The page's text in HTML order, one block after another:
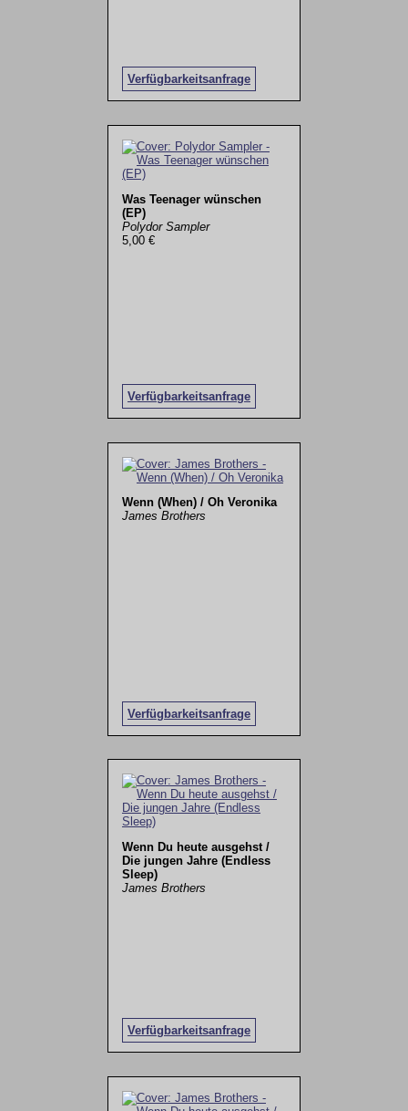
Verfügbarkeitsanfrage
Was Teenager wünschen
(EP)
Polydor Sampler
5,00 €
Verfügbarkeitsanfrage
Wenn (When) / Oh Veronika
James Brothers
Verfügbarkeitsanfrage
Wenn Du heute ausgehst /
Die jungen Jahre (Endless
Sleep)
James Brothers
Verfügbarkeitsanfrage